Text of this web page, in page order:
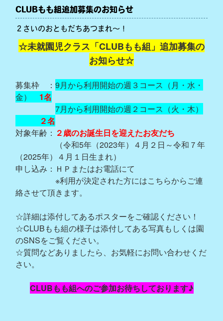
CLUBもも組追加募集のお知らせ
２さいのおともだちあつまれ～！
☆未就園児クラス「CLUBもも組」追加募集の
お知らせ☆
募集枠 ：9月から利用開始の週３コース（月・水・
金） 1名
7月から利用開始の週２コース（火・木）
２名
対象年齢： ２歳のお誕生日を迎えたお友だち
（令和5年（2023年）４月２日～令和７年
（2025年）４月１日生まれ）
申し込み：ＨＰまたはお電話にて
※利用が決定された方にはこちらからご連
絡させて頂きます。
☆詳細は添付してあるポスターをご確認ください！
☆CLUBもも組の様子は添付してある写真もしくは園
のSNSをご覧ください。
☆質問などありましたら、お気軽にお問い合わせくだ
さい。
CLUBもも組へのご参加お待ちしております♪